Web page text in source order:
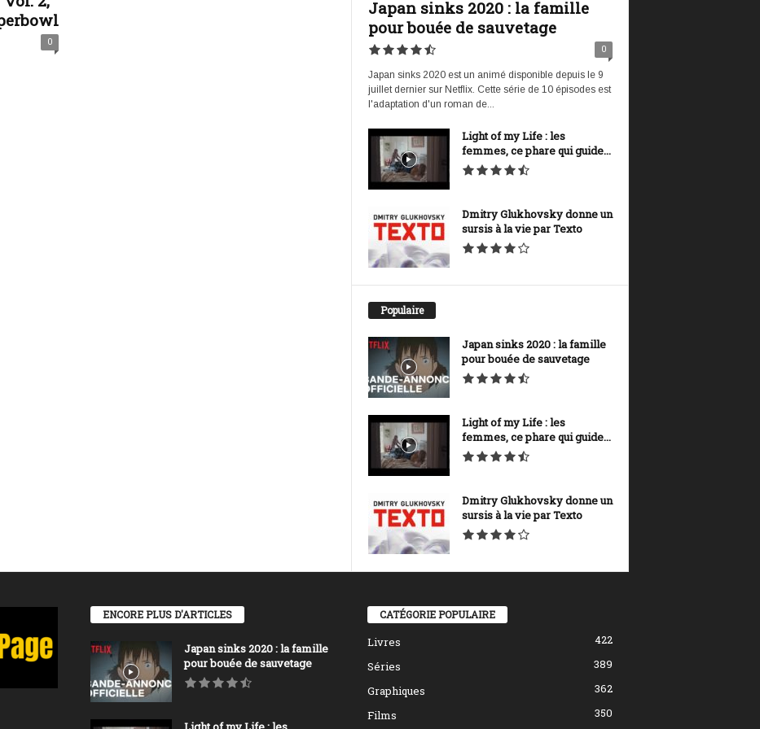
0
Japan sinks 2020 : la famille
pour bouée de sauvetage
0
Japan sinks 2020 est un animé disponible depuis le 9
juillet dernier sur Netflix. Cette série de 10 épisodes est
l'adaptation d'un roman de...
Light of my Life : les
femmes, ce phare qui guide...
Dmitry Glukhovsky donne un
sursis à la vie par Texto
Populaire
Japan sinks 2020 : la famille
pour bouée de sauvetage
Light of my Life : les
femmes, ce phare qui guide...
Dmitry Glukhovsky donne un
sursis à la vie par Texto
ENCORE PLUS D'ARTICLES
Japan sinks 2020 : la famille
pour bouée de sauvetage
CATÉGORIE POPULAIRE
Livres
422
Séries
389
Graphiques
362
Films
350